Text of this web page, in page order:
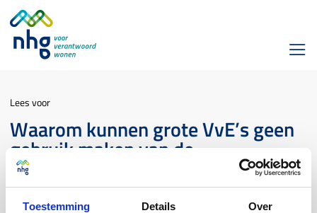
Toestemming Details Over
Lees voor
Waarom kunnen grote VvE’s geen
gebruik maken van de
Stimuleringslening met NHG
borgstelling?